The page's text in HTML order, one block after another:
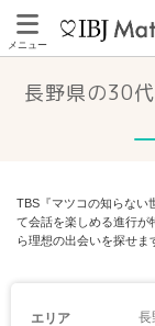
メニュー
長野県の30
TBS『マツコの知らない
て会話を楽しめる進行が
ら理想の出会いを探せま
エリア 長